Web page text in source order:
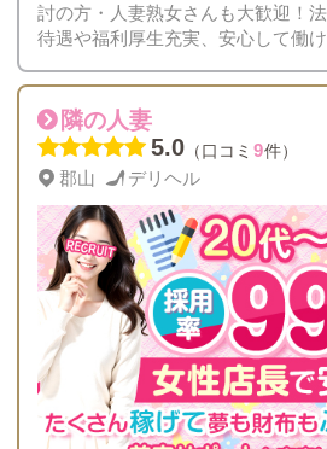
討の方・人妻熟女さんも大歓迎！
待遇や福利厚生充実、安心して働
隣の人妻
5.0 （口コミ 9件）
郡山 デリヘル